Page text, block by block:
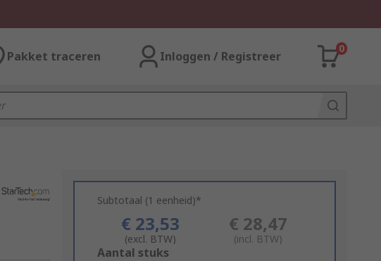
Pakket traceren Inloggen / Registreer
0
Subtotaal (1 eenheid)*
€ 23,53
(excl. BTW)
€ 28,47
(incl. BTW)
Add
Aantal stuks